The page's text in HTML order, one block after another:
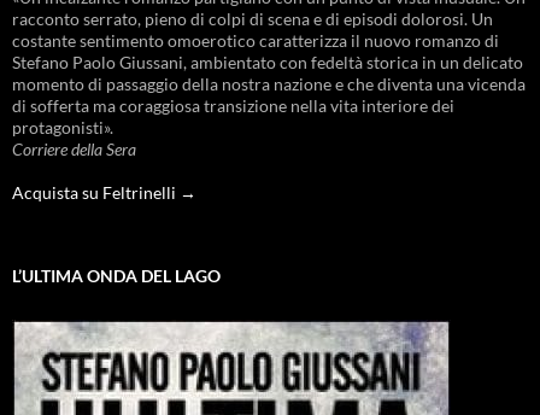
racconto serrato, pieno di colpi di scena e di episodi dolorosi. Un
costante sentimento omoerotico caratterizza il nuovo romanzo di
Stefano Paolo Giussani, ambientato con fedeltà storica in un delicato
momento di passaggio della nostra nazione e che diventa una vicenda
di sofferta ma coraggiosa transizione nella vita interiore dei
protagonisti».
Corriere della Sera
Acquista su Feltrinelli →
L’ULTIMA ONDA DEL LAGO